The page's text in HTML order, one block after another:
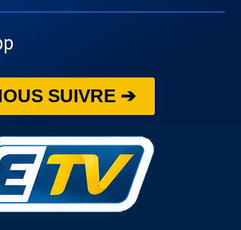
SUIVRE ➔